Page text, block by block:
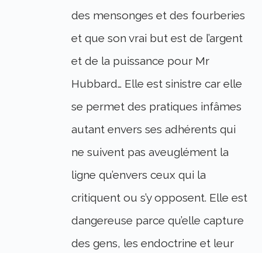
des mensonges et des fourberies
et que son vrai but est de l’argent
et de la puissance pour Mr
Hubbard… Elle est sinistre car elle
se permet des pratiques infâmes
autant envers ses adhérents qui
ne suivent pas aveuglément la
ligne qu’envers ceux qui la
critiquent ou s’y opposent. Elle est
dangereuse parce qu’elle capture
des gens, les endoctrine et leur